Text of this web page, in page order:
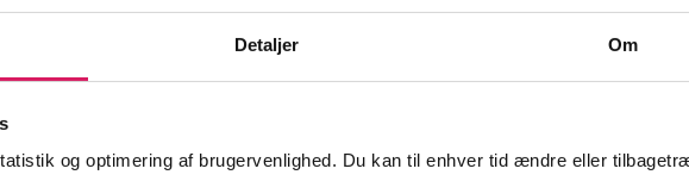
Detaljer Om
og optimering af brugervenlighed. Du kan til enhver tid ændre eller
Jan (Jan-bøgerne) Mysterier